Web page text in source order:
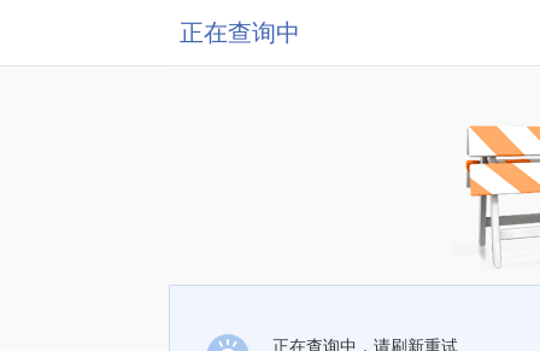
正在查询中
正在查询中，请刷新重试